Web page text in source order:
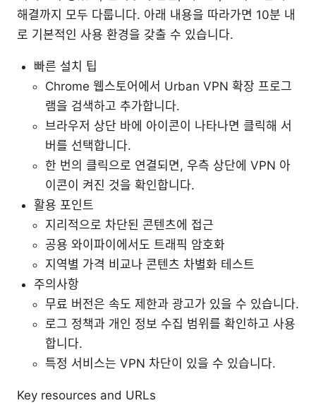
해결까지 모두 다룹니다. 아래 내용을 따라가면 10분 내
로 기본적인 사용 환경을 갖출 수 있습니다.
빠른 설치 팁
Chrome 웹스토어에서 Urban VPN 확장 프로그
램을 검색하고 추가합니다.
브라우저 상단 바에 아이콘이 나타나면 클릭해 서
버를 선택합니다.
한 번의 클릭으로 연결되면, 우측 상단에 VPN 아
이콘이 켜진 것을 확인합니다.
활용 포인트
지리적으로 차단된 콘텐츠에 접근
공용 와이파이에서도 트래픽 암호화
지역별 가격 비교나 콘텐츠 차별화 테스트
주의사항
무료 버전은 속도 제한과 광고가 있을 수 있습니다.
로그 정책과 개인 정보 수집 범위를 확인하고 사용
합니다.
특정 서비스는 VPN 차단이 있을 수 있습니다.
Key resources and URLs